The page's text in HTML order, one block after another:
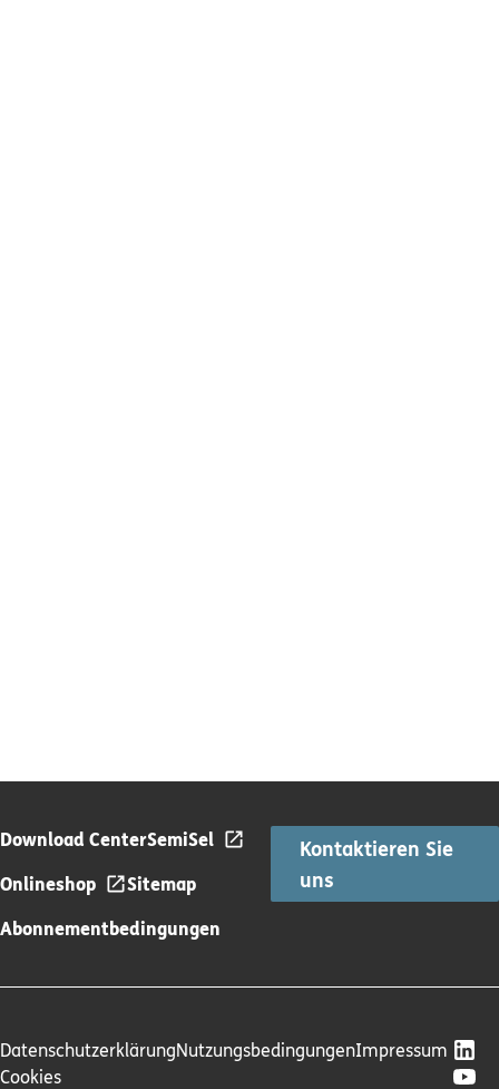
Download CenterSemiSel
Onlineshop
Sitemap
Abonnementbedingungen
Kontaktieren Sie
uns
DatenschutzerklärungNutzungsbedingungenImpressum
Cookies